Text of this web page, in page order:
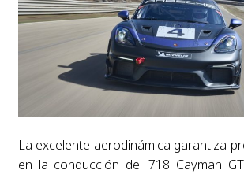
La excelente aerodinámica garantiza
en la conducción del 718 Cayman